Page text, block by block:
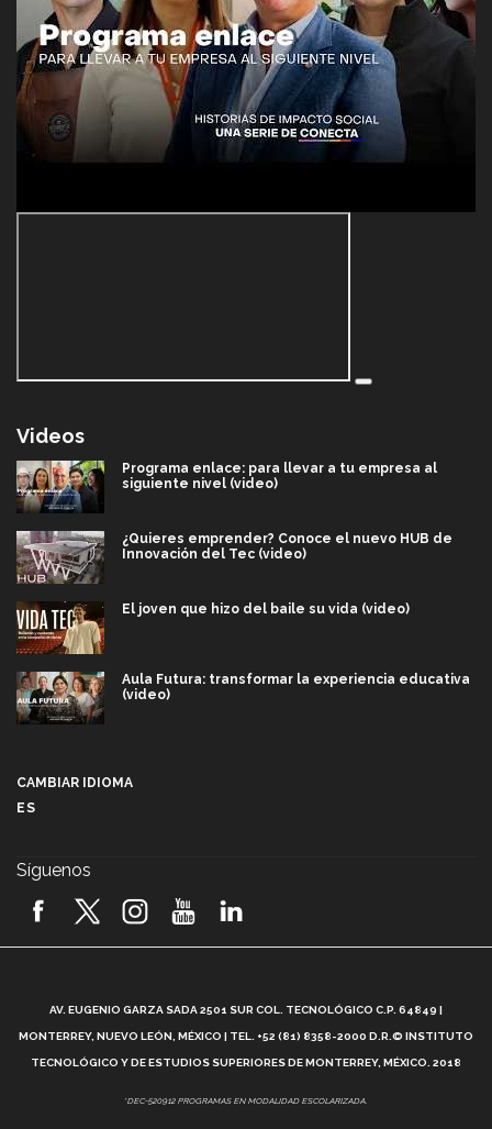
Videos
Programa enlace: para llevar a tu empresa al
siguiente nivel (video)
¿Quieres emprender? Conoce el nuevo HUB de
Innovación del Tec (video)
El joven que hizo del baile su vida (video)
Aula Futura: transformar la experiencia educativa
(video)
2026! (video)
¿Cómo es el Modelo Educativo Tec? (video)
Vida Tec: Feminismo e Inteligencia Artificial, Paola
CAMBIAR IDIOMA
ES
Síguenos
AV. EUGENIO GARZA SADA 2501 SUR COL. TECNOLÓGICO C.P. 64849 |
MONTERREY, NUEVO LEÓN, MÉXICO | TEL. +52 (81) 8358-2000 D.R.© INSTITUTO
TECNOLÓGICO Y DE ESTUDIOS SUPERIORES DE MONTERREY, MÉXICO. 2018
*DEC-520912 PROGRAMAS EN MODALIDAD ESCOLARIZADA.